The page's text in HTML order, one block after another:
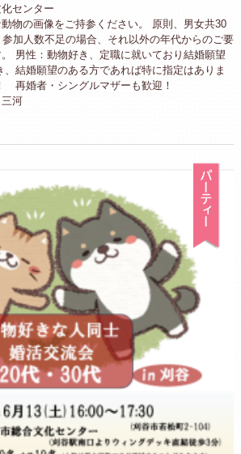
センター
物の画像をご持参ください。 原則、男女共30
加人数不足の場合、それ以外の年代からのご要
男性：動物好き、定職に就いており結婚願望
結婚願望のある方であれば特に指定はありま
再婚者・シングルマザーも歓迎！
河